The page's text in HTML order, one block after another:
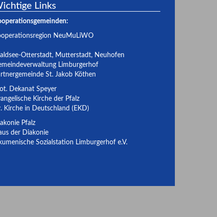
Links
NeuMuLiWO
Otterstadt, Mutterstadt, Neuhofen
Limburgerhof
St. Jakob Köthen
Dekanat Speyer
Kirche der Pfalz
Kirche in Deutschland (EKD)
Pfalz
der Diakonie
Sozialstation Limburgerhof e.V.